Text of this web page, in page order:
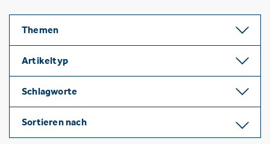
Themen
Artikeltyp
Schlagworte
Sortieren nach